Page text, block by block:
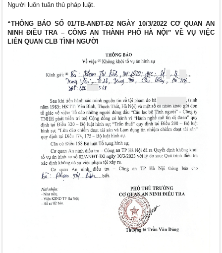
Người luôn tuân thủ pháp luật.
“THÔNG BÁO SỐ 01/TB-ANĐT-Đ2 NGÀY 10/3/2022 CƠ QUAN AN
NINH ĐIỀU TRA – CÔNG AN THÀNH PHỐ HÀ NỘI” VỀ VỤ VIỆC
LIÊN QUAN CLB TÌNH NGƯỜI